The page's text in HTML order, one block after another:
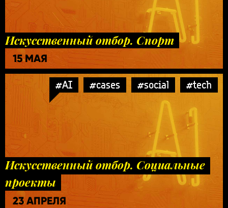
Искусственный отбор. Спорт
15 МАЯ
#AI #cases #social #tech
Искусственный отбор. Социальные
проекты
23 АПРЕЛЯ